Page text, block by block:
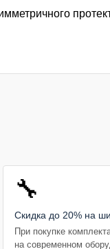
🔧
Скидка до 20% на
При покупке
на современном